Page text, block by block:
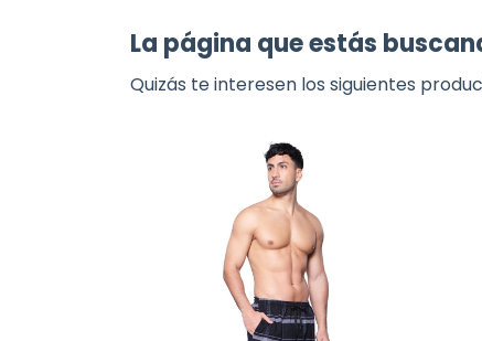
La página que estás
Quizás te interesen los siguientes